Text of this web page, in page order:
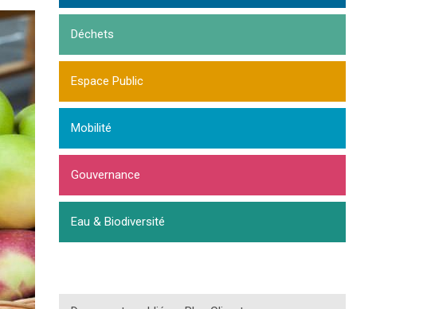
Déchets
Espace Public
Mobilité
Gouvernance
Eau & Biodiversité